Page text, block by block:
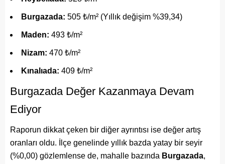
Burgazada: 505 ₺/m² (Yıllık değişim %39,34)
Maden: 493 ₺/m²
Nizam: 470 ₺/m²
Kınalıada: 409 ₺/m²
Burgazada Değer Kazanmaya Devam
Ediyor
Raporun dikkat çeken bir diğer ayrıntısı ise değer artış
oranları oldu. İlçe genelinde yıllık bazda yatay bir seyir
(%0,00) gözlemlense de, mahalle bazında Burgazada,